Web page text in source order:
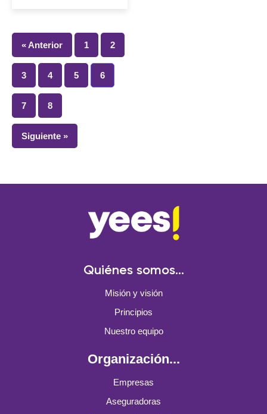
« Anterior 1 2
3 4 5 6
7 8
Siguiente »
Quiénes somos...
Misión y visión
Principios
Nuestro equipo
Organización...
Empresas
Aseguradoras